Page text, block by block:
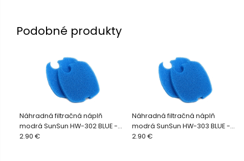
Podobné produkty
Náhradná filtračná náplň
modrá SunSun HW-302 BLUE -
1ks
2.90 €
Náhradná filtračná náplň
modrá SunSun HW-303 BLUE -
1ks
2.90 €